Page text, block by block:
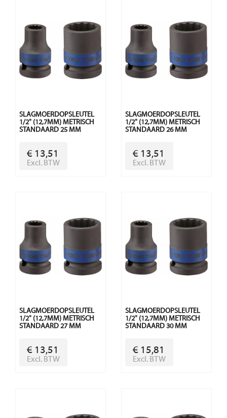
SLAGMOERDOPSLEUTEL
1/2" (12,7MM) METRISCH
STANDAARD 25 MM
€ 13,51
Excl. BTW
SLAGMOERDOPSLEUTEL
1/2" (12,7MM) METRISCH
STANDAARD 26 MM
€ 13,51
Excl. BTW
SLAGMOERDOPSLEUTEL
1/2" (12,7MM) METRISCH
STANDAARD 27 MM
€ 13,51
Excl. BTW
SLAGMOERDOPSLEUTEL
1/2" (12,7MM) METRISCH
STANDAARD 30 MM
€ 15,81
Excl. BTW